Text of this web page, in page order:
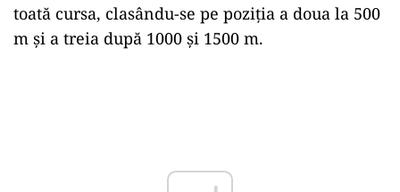
toată cursa, clasându-se pe poziția a doua la 500
m și a treia după 1000 și 1500 m.